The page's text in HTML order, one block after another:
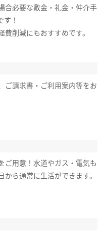
合必要な敷金・礼金・仲介手
！
費削減にもおすすめです。
ご請求書・ご利用案内等をお
ご用意！水道やガス・電気も
から通常に生活ができます。